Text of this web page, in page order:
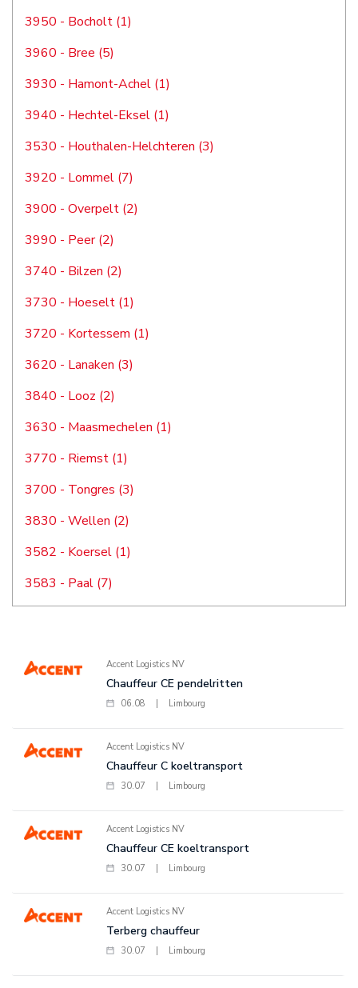
3950 - Bocholt (1)
3960 - Bree (5)
3930 - Hamont-Achel (1)
3940 - Hechtel-Eksel (1)
3530 - Houthalen-Helchteren (3)
3920 - Lommel (7)
3900 - Overpelt (2)
3990 - Peer (2)
3740 - Bilzen (2)
3730 - Hoeselt (1)
3720 - Kortessem (1)
3620 - Lanaken (3)
3840 - Looz (2)
3630 - Maasmechelen (1)
3770 - Riemst (1)
3700 - Tongres (3)
3830 - Wellen (2)
3582 - Koersel (1)
3583 - Paal (7)
Accent Logistics NV
Chauffeur CE pendelritten
06.08 Limbourg
Accent Logistics NV
Chauffeur C koeltransport
30.07 Limbourg
Accent Logistics NV
Chauffeur CE koeltransport
30.07 Limbourg
Accent Logistics NV
Terberg chauffeur
30.07 Limbourg